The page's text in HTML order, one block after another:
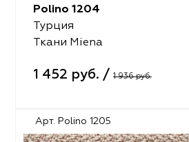
Polino 1204
Турция
Ткани Miena
1 452 руб. / 1 936 руб.
Арт. Polino 1205